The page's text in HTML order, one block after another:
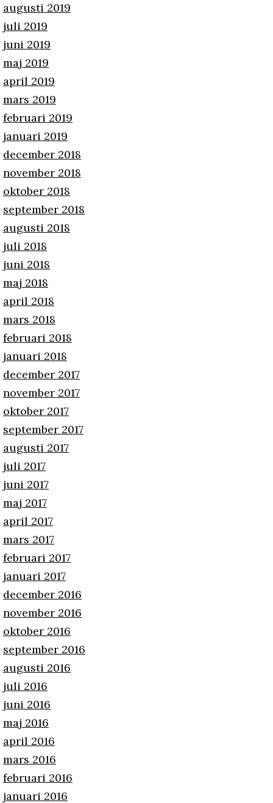
augusti 2019
juli 2019
juni 2019
maj 2019
april 2019
mars 2019
februari 2019
januari 2019
december 2018
november 2018
oktober 2018
september 2018
augusti 2018
juli 2018
juni 2018
maj 2018
april 2018
mars 2018
februari 2018
januari 2018
december 2017
november 2017
oktober 2017
september 2017
augusti 2017
juli 2017
juni 2017
maj 2017
april 2017
mars 2017
februari 2017
januari 2017
december 2016
november 2016
oktober 2016
september 2016
augusti 2016
juli 2016
juni 2016
maj 2016
april 2016
mars 2016
februari 2016
januari 2016